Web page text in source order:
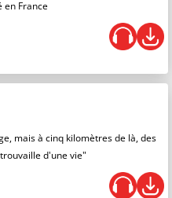
en France
mais à cinq kilomètres de là, des
d'une vie"